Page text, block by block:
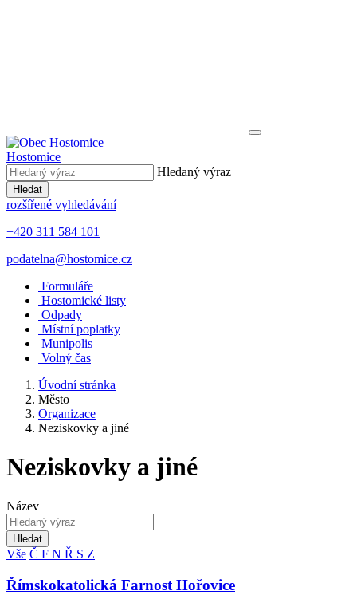
Hostomice
Hledaný výraz
Hledat
rozšířené vyhledávání
+420 311 584 101
podatelna@hostomice.cz
Formuláře
Hostomické listy
Odpady
Místní poplatky
Munipolis
Volný čas
Úvodní stránka
Město
Organizace
Neziskovky a jiné
Neziskovky a jiné
Název
Hledat
Vše Č F N Ř S Z
Římskokatolická Farnost Hořovice